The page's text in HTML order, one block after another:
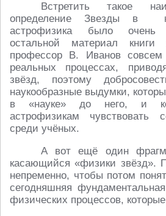
Встретить такое
определение Звезды в
астрофизика было очень
остальной материал книги
профессор В. Иванов
реальных процессах,
звёзд, поэтому
наукообразные выдумки,
в «науке» до него, и
астрофизикам чувствовать
среди учёных.
А вот ещё один
касающийся «физики звёзд».
непременно, чтобы потом
сегодняшняя
физических процессов,